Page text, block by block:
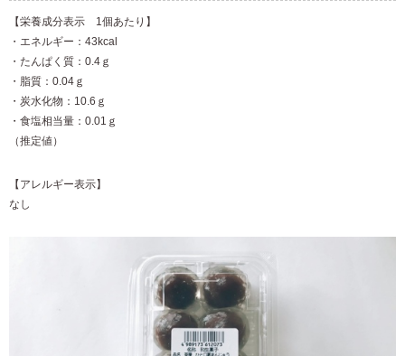
【栄養成分表示 1個あたり】
・エネルギー：43kcal
・たんぱく質：0.4ｇ
・脂質：0.04ｇ
・炭水化物：10.6ｇ
・食塩相当量：0.01ｇ
（推定値）
【アレルギー表示】
なし